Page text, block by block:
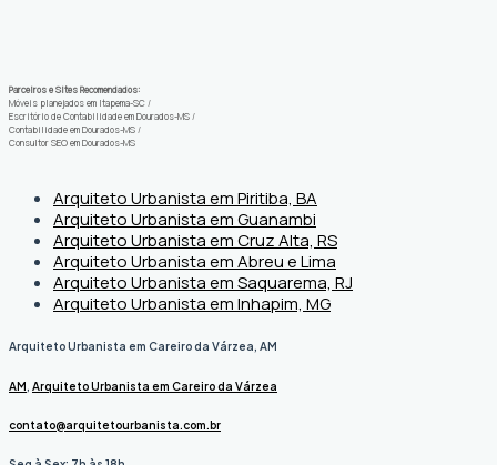
Parceiros e Sites Recomendados:
Móveis planejados em Itapema-SC /
Escritório de Contabilidade em Dourados-MS /
Contabilidade em Dourados-MS /
Consultor SEO em Dourados-MS
Arquiteto Urbanista em Piritiba, BA
Arquiteto Urbanista em Guanambi
Arquiteto Urbanista em Cruz Alta, RS
Arquiteto Urbanista em Abreu e Lima
Arquiteto Urbanista em Saquarema, RJ
Arquiteto Urbanista em Inhapim, MG
Arquiteto Urbanista em Careiro da Várzea, AM
AM, Arquiteto Urbanista em Careiro da Várzea
contato@arquitetourbanista.com.br